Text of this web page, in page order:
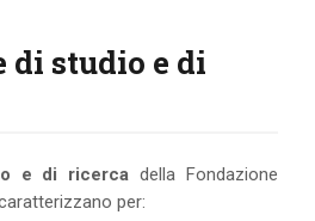
studio e di
e di ricerca della Fondazione
per: